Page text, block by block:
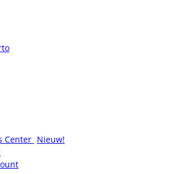
Center Nieuw!